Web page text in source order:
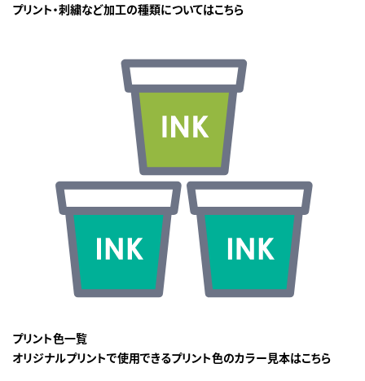
プリント・刺繍など加工の種類についてはこちら
プリント色一覧
オリジナルプリントで使用できるプリント色のカラー見本はこちら